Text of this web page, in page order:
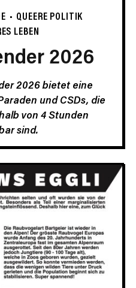
QUEERE POLITIK
LEBEN
2026
2026 bietet eine
und CSDs, die
von 4 Stunden
sind.